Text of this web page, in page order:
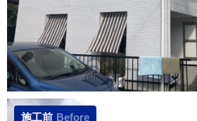
施工前 Before